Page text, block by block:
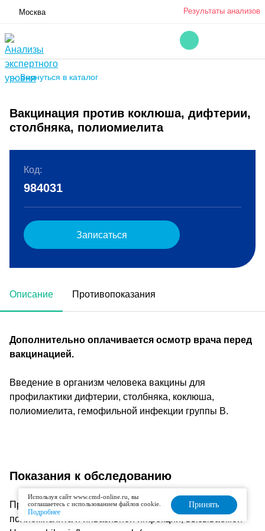
Москва Результаты анализов
← Вернуться в каталог
Вакцинация против коклюша, дифтерии,
столбняка, полиомиелита
Описание Противопоказания
Дополнительно оплачивается осмотр врача перед
вакцинацией.
Введение в организм человека вакцины для
профилактики дифтерии, столбняка, коклюша,
полиомиелита, гемофильной инфекции группы B.
Показания к обследованию
Профилактика дифтерии, столбняка, коклюша,
полиомиелита и инвазивной инфекции, вызываемой
Код:
984031
Записаться
Используя сайт www.cmd-online.ru, вы
соглашаетесь с использованием файлов cookie.
Подробнее
Принять